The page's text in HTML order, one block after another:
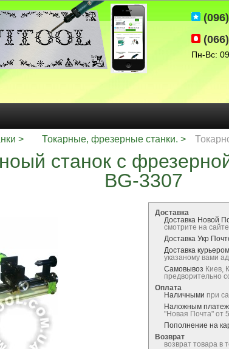
Пн-Вс:
Токарные, фрезерные станки.
станок с
BG-3307
Доставка
Доставка Новой
смотрите на
Доставка Укр
Доставка
указаному вами
Самовывоз Киев,
предворительно
Оплата
Наличными при
Наложным
"Новая Почта" от
Пополнение на
Возврат
возврат товара в